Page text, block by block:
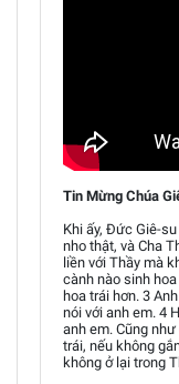
Tin Mừng Chúa
Khi ấy, Đức Giê-
nho thật, và Cha
liền với Thầy mà
cành nào sinh
hoa trái hơn. 3
nói với anh em. 4
anh em. Cũng
trái, nếu không
không ở lại trong